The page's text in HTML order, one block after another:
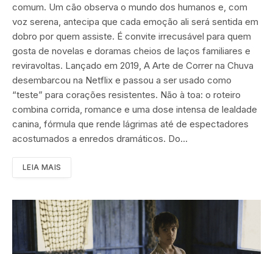
comum. Um cão observa o mundo dos humanos e, com
voz serena, antecipa que cada emoção ali será sentida em
dobro por quem assiste. É convite irrecusável para quem
gosta de novelas e doramas cheios de laços familiares e
reviravoltas. Lançado em 2019, A Arte de Correr na Chuva
desembarcou na Netflix e passou a ser usado como
“teste” para corações resistentes. Não à toa: o roteiro
combina corrida, romance e uma dose intensa de lealdade
canina, fórmula que rende lágrimas até de espectadores
acostumados a enredos dramáticos. Do…
LEIA MAIS